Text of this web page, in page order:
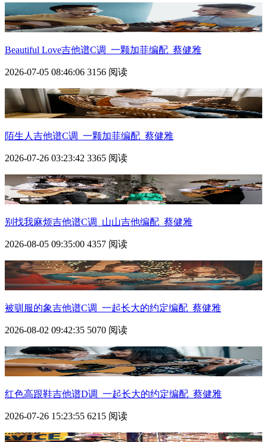
Beautiful Love吉他谱C调_一颗加菲编配_蔡健雅
2026-07-05 08:46:06 3156 阅读
陌生人吉他谱C调_一颗加菲编配_蔡健雅
2026-07-26 03:23:42 3365 阅读
别找我麻烦吉他谱C调_山山吉他编配_蔡健雅
2026-08-05 09:35:00 4357 阅读
被驯服的象吉他谱C调_一起长大的约定编配_蔡健雅
2026-08-02 09:42:35 5070 阅读
红色高跟鞋吉他谱D调_一起长大的约定编配_蔡健雅
2026-07-26 15:23:55 6215 阅读